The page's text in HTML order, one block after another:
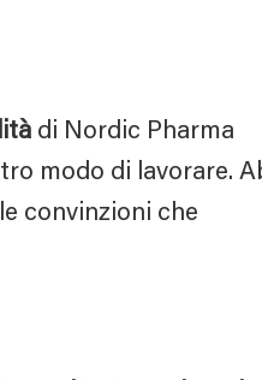
di Nordic Pharma
modo di lavorare.
convinzioni che